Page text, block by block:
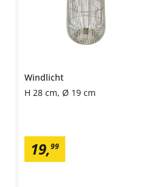
Windlicht
H 28 cm, Ø 19 cm
19,99